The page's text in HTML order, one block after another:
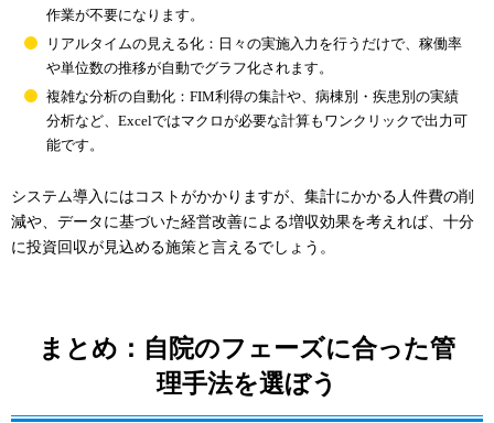
作業が不要になります。
リアルタイムの見える化：日々の実施入力を行うだけで、稼働率
や単位数の推移が自動でグラフ化されます。
複雑な分析の自動化：FIM利得の集計や、病棟別・疾患別の実績
分析など、Excelではマクロが必要な計算もワンクリックで出力可
能です。
システム導入にはコストがかかりますが、集計にかかる人件費の削
減や、データに基づいた経営改善による増収効果を考えれば、十分
に投資回収が見込める施策と言えるでしょう。
まとめ：自院のフェーズに合った管
理手法を選ぼう